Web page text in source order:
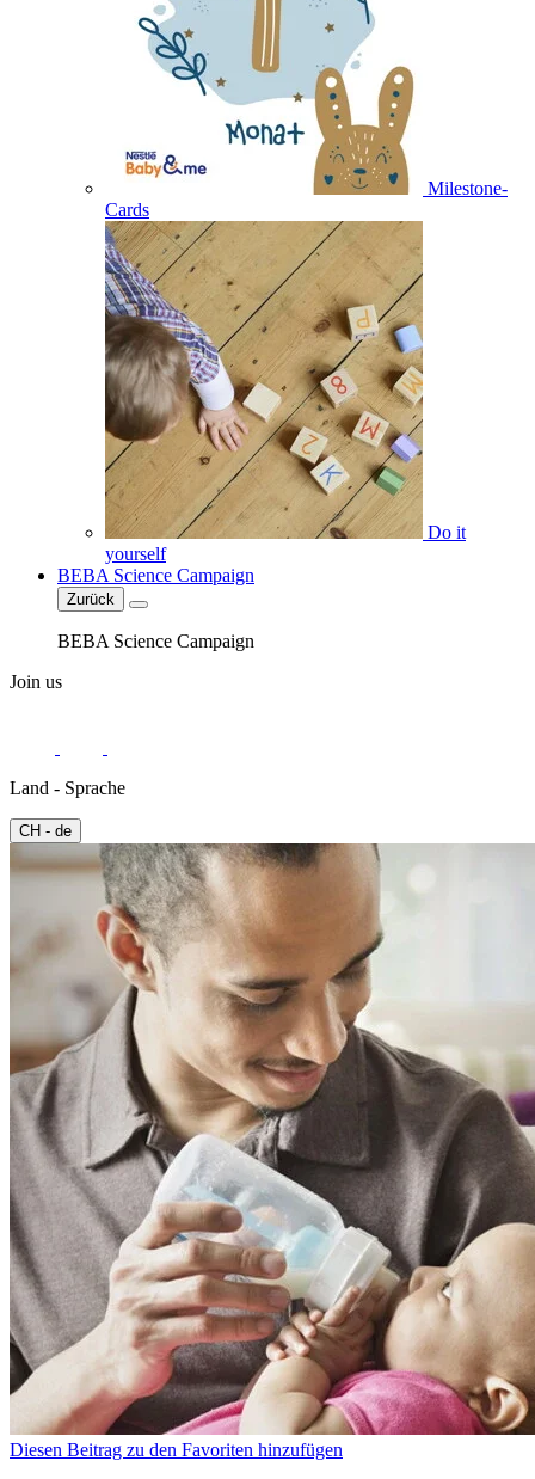
Milestone-
Cards
Do it
yourself
BEBA Science Campaign
Zurück
BEBA Science Campaign
Join us
Land - Sprache
CH - de
Diesen Beitrag zu den Favoriten hinzufügen